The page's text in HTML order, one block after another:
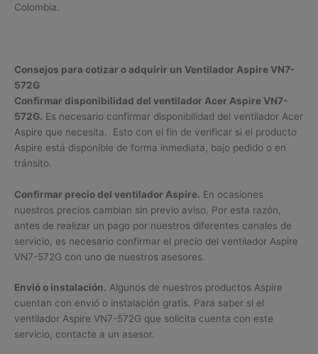
Colombia.
Consejos para cotizar o adquirir un Ventilador Aspire VN7-
572G
Confirmar disponibilidad del ventilador Acer Aspire VN7-
572G. Es necesario confirmar disponibilidad del ventilador Acer
Aspire que necesita. Esto con el fin de verificar si el producto
Aspire está disponible de forma inmediata, bajo pedido o en
tránsito.
Confirmar precio del ventilador Aspire. En ocasiones
nuestros precios cambian sin previo aviso. Por esta razón,
antes de realizar un pago por nuestros diferentes canales de
servicio, es necesario confirmar el precio del ventilador Aspire
VN7-572G con uno de nuestros asesores.
Envió o instalación. Algunos de nuestros productos Aspire
cuentan con envió o instalación gratis. Para saber si el
ventilador Aspire VN7-572G que solicita cuenta con este
servicio, contacte a un asesor.